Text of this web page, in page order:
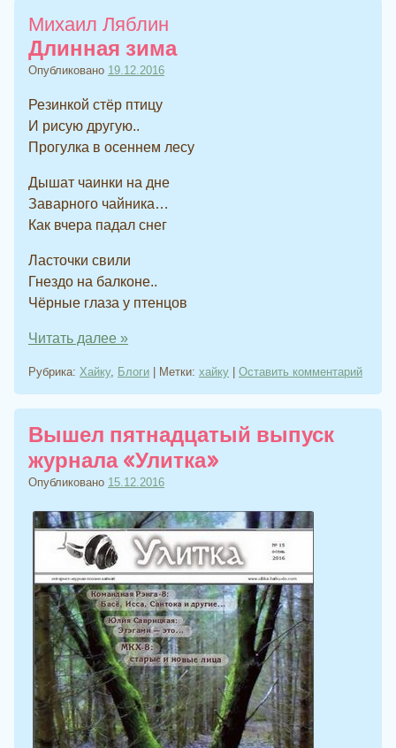
Михаил Ляблин
Длинная зима
Опубликовано 19.12.2016
Резинкой стёр птицу
И рисую другую..
Прогулка в осеннем лесу
Дышат чаинки на дне
Заварного чайника…
Как вчера падал снег
Ласточки свили
Гнездо на балконе..
Чёрные глаза у птенцов
Читать далее »
Рубрика: Хайку, Блоги Метки: хайку Оставить комментарий
Вышел пятнадцатый выпуск
журнала «Улитка»
Опубликовано 15.12.2016